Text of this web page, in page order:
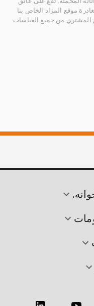
موقع المزاد الخاص بنا
المشتري من جميع القياسات.